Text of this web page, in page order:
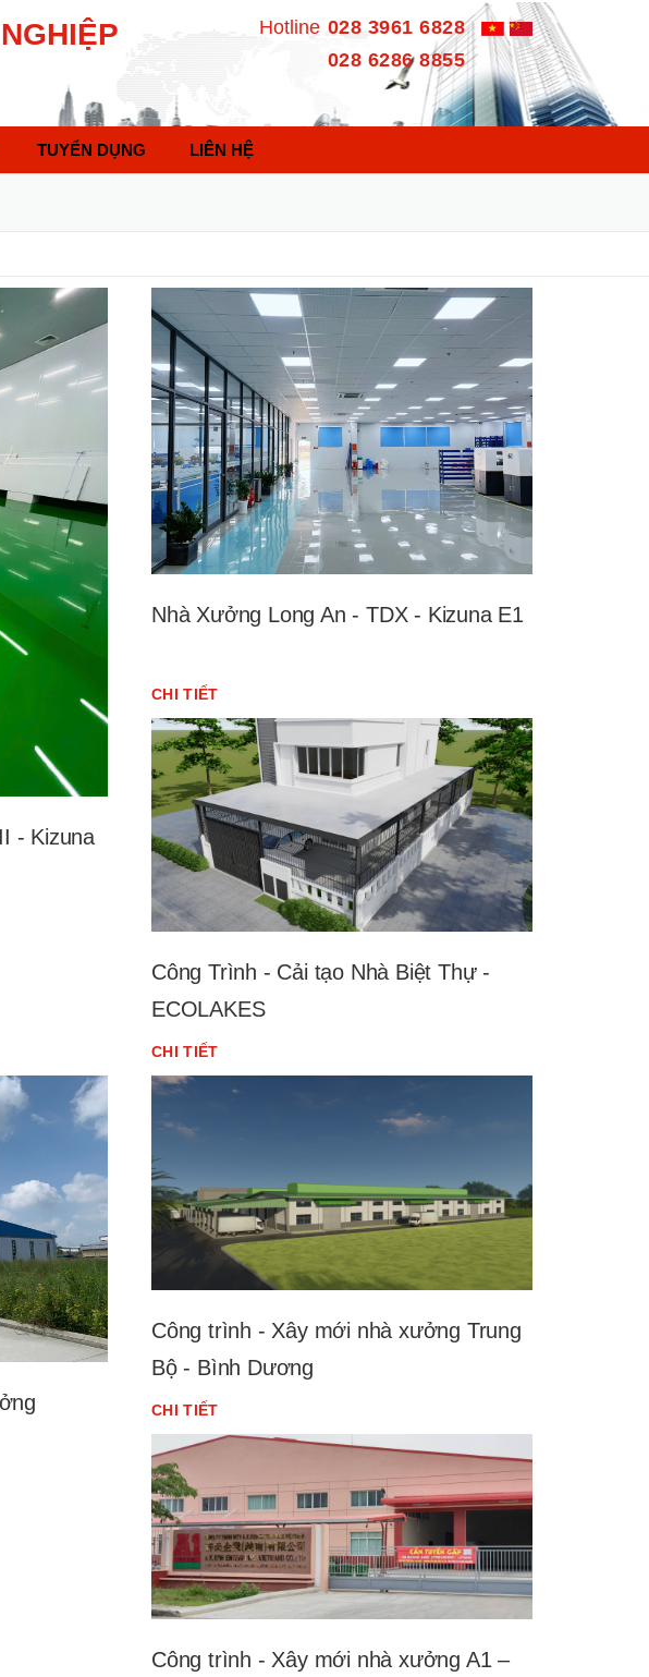
Hotline 028 3961 6828
028 6286 8855
TUYỂN DỤNG LIÊN HỆ
- Kizuna
Nhà Xưởng Long An - TDX - Kizuna E1
CHI TIẾT
Công Trình - Cải tạo Nhà Biệt Thự -
ECOLAKES
CHI TIẾT
Công trình - Xây mới nhà xưởng Trung
Bộ - Bình Dương
CHI TIẾT
Công trình - Xây mới nhà xưởng A1 –